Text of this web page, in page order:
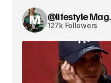
@lifestyle Mag.
127k Followers